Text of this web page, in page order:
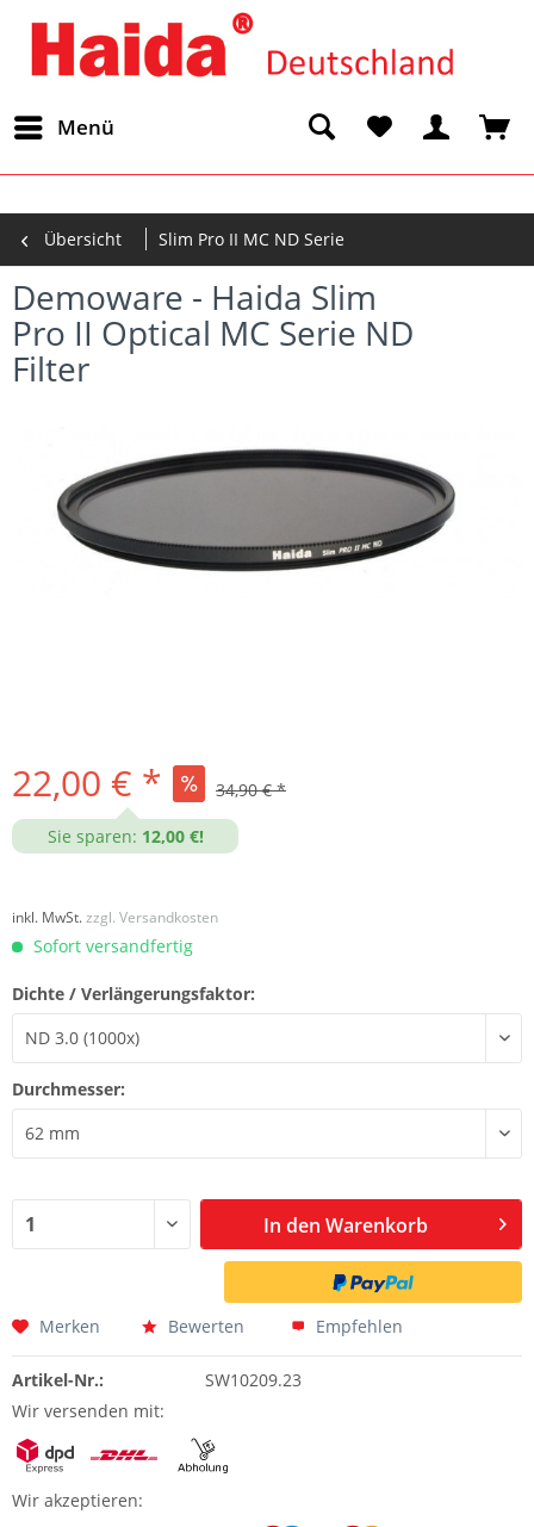
Menü
Übersicht Slim Pro II MC ND Serie
Demoware - Haida Slim
Pro II Optical MC Serie ND
Filter
22,00 € * 34,90 € *
Sie sparen: 12,00 €!
inkl. MwSt.zzgl. Versandkosten
Sofort versandfertig
Dichte / Verlängerungsfaktor:
Durchmesser:
In den Warenkorb
Merken Bewerten Empfehlen
Artikel-Nr.:
SW10209.23
Wir versenden mit:
Wir akzeptieren: